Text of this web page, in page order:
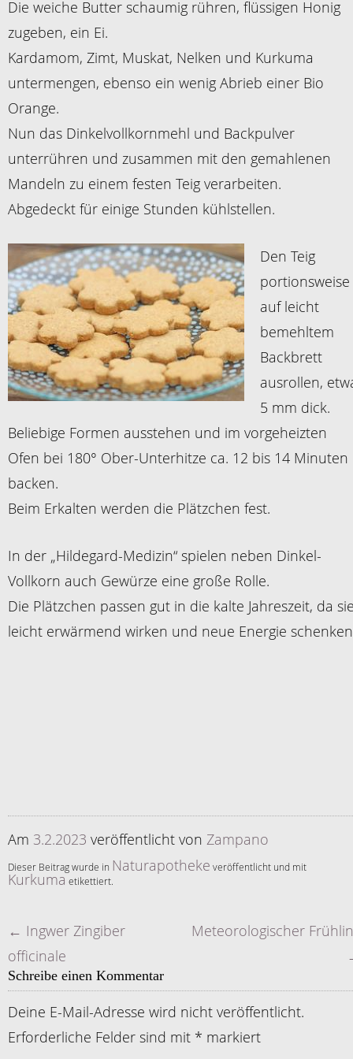
Die weiche Butter schaumig rühren, flüssigen Honig
zugeben, ein Ei.
Kardamom, Zimt, Muskat, Nelken und Kurkuma
untermengen, ebenso ein wenig Abrieb einer Bio
Orange.
Nun das Dinkelvollkornmehl und Backpulver
unterrühren und zusammen mit den gemahlenen
Mandeln zu einem festen Teig verarbeiten.
Abgedeckt für einige Stunden kühlstellen.
Den Teig
portionsweise
auf leicht
bemehltem
Backbrett
ausrollen,
5 mm dick.
Beliebige Formen ausstehen und im vorgeheizten
Ofen bei 180° Ober-Unterhitze ca. 12 bis 14 Minuten
backen.
Beim Erkalten werden die Plätzchen fest.
In der „Hildegard-Medizin“ spielen neben Dinkel-
Vollkorn auch Gewürze eine große Rolle.
Die Plätzchen passen gut in die kalte Jahreszeit, da
leicht erwärmend wirken und neue Energie
Am 3.2.2023 veröffentlicht von Zampano
Dieser Beitrag wurde in Naturapotheke veröffentlicht und mit
Kurkumaetikettiert.
Artikelnavigation
← Ingwer Zingiber
officinale
Meteorologischer
Schreibe einen Kommentar
Deine E-Mail-Adresse wird nicht veröffentlicht.
Erforderliche Felder sind mit * markiert